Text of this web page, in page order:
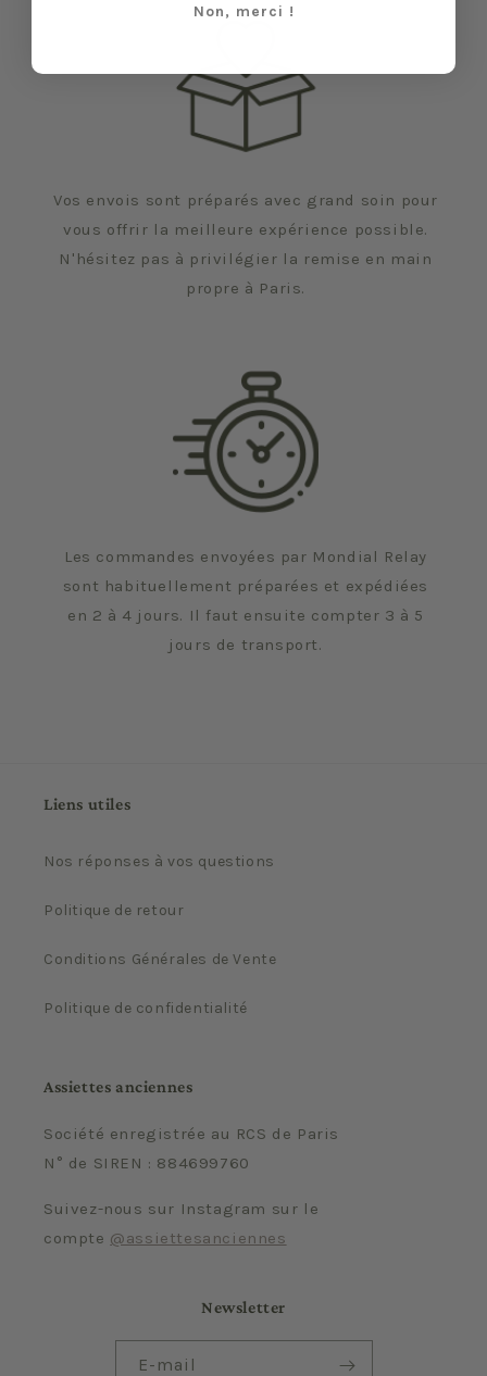
Vos envois sont préparés avec grand soin pour
vous offrir la meilleure expérience possible.
N'hésitez pas à privilégier la remise en main
propre à Paris.
Les commandes envoyées par Mondial Relay
sont habituellement préparées et expédiées
en 2 à 4 jours. Il faut ensuite compter 3 à 5
jours de transport.
Liens utiles
Nos réponses à vos questions
Politique de retour
Conditions Générales de Vente
Politique de confidentialité
Assiettes anciennes
Société enregistrée au RCS de Paris
N° de SIREN : 884699760
Suivez-nous sur Instagram sur le
compte @assiettesanciennes
Newsletter
E-mail
Non, merci !